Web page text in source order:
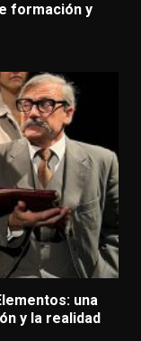
formación y
una
y la realidad